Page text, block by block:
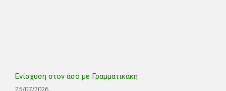
Ενίσχυση στον άσο με Γραμματικάκη
25/07/2026